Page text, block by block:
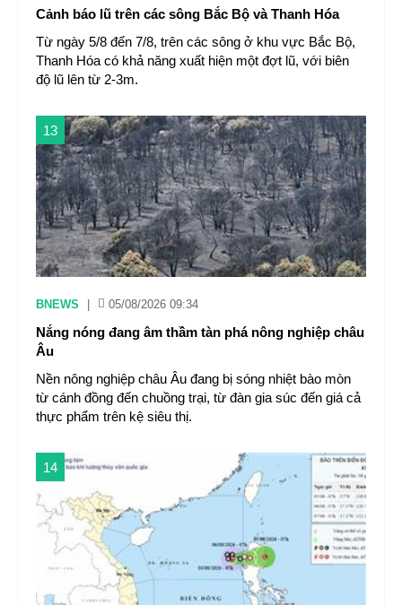
Cảnh báo lũ trên các sông Bắc Bộ và Thanh Hóa
Từ ngày 5/8 đến 7/8, trên các sông ở khu vực Bắc Bộ,
Thanh Hóa có khả năng xuất hiện một đợt lũ, với biên
độ lũ lên từ 2-3m.
13
BNEWS 05/08/2026 09:34
Nắng nóng đang âm thầm tàn phá nông nghiệp châu
Âu
Nền nông nghiệp châu Âu đang bị sóng nhiệt bào mòn
từ cánh đồng đến chuồng trại, từ đàn gia súc đến giá cả
thực phẩm trên kệ siêu thị.
14